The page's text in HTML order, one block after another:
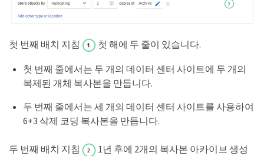
첫 번째 배치 지침 첫 해에 두 줄이 있습니다.
첫 번째 줄에서는 두 개의 데이터 센터 사이트에 두 개의
복제된 개체 복사본을 만듭니다.
두 번째 줄에서는 세 개의 데이터 센터 사이트를 사용하여
6+3 삭제 코딩 복사본을 만듭니다.
두 번째 배치 지침
1년 후에 2개의 복사본 아카이브 생성